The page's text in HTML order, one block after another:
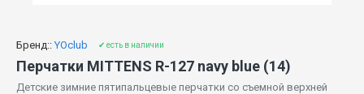
Бренд:: YOclub ✔ есть в наличии
Перчатки MITTENS R-127 navy blue (14)
Детские зимние пятипальцевые перчатки со съемной верхней